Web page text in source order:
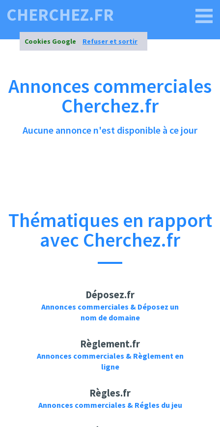
Cookies Google Refuser et sortir
CHERCHEZ.FR
Annonces commerciales
Cherchez.fr
Aucune annonce n'est disponible à ce jour
Thématiques en rapport
avec Cherchez.fr
Déposez.fr
Annonces commerciales & Déposez un
nom de domaine
Règlement.fr
Annonces commerciales & Règlement en
ligne
Règles.fr
Annonces commerciales & Régles du jeu